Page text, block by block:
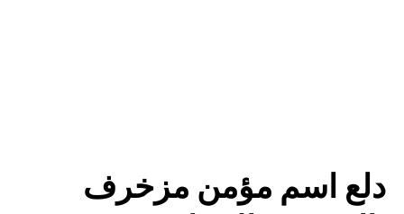
دلع اسم مؤمن مزخرف